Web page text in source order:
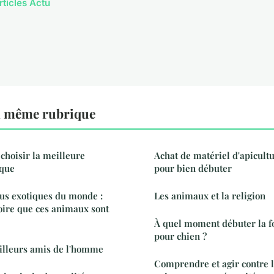
Actu
rubrique
la meilleure
exotiques du monde :
que ces animaux sont
amis de l'homme
Achat de matériel
pour bien débuter
Les animaux et la religion
À quel moment débuter la
pour chien ?
Comprendre et agir contre